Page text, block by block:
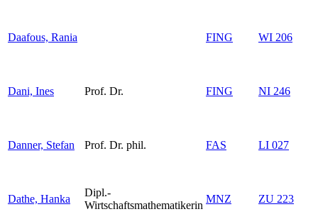
Daafous, Rania FING WI 206
Dani, Ines Prof. Dr. FING NI 246
Danner, Stefan Prof. Dr. phil. FAS LI 027
Dathe, Hanka
Dipl.-
Wirtschaftsmathematikerin
MNZ ZU 223